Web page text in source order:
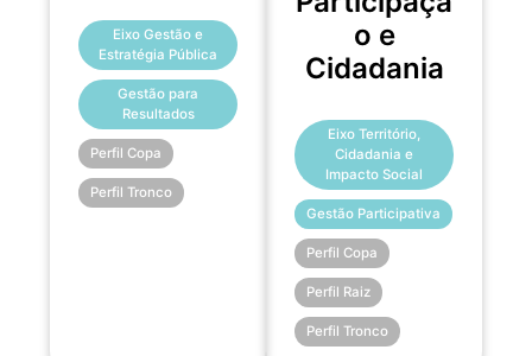
Eixo Gestão e
Estratégia Pública
Gestão para
Resultados
Perfil Copa
Perfil Tronco
o e
Cidadania
Eixo Território,
Cidadania e
Impacto Social
Gestão Participativa
Perfil Copa
Perfil Raiz
Perfil Tronco